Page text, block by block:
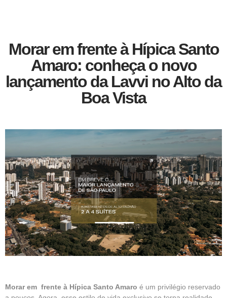
Morar em frente à Hípica Santo
Amaro: conheça o novo
lançamento da Lavvi no Alto da
Boa Vista
Morar em frente à Hípica Santo Amaro é um privilégio reservado